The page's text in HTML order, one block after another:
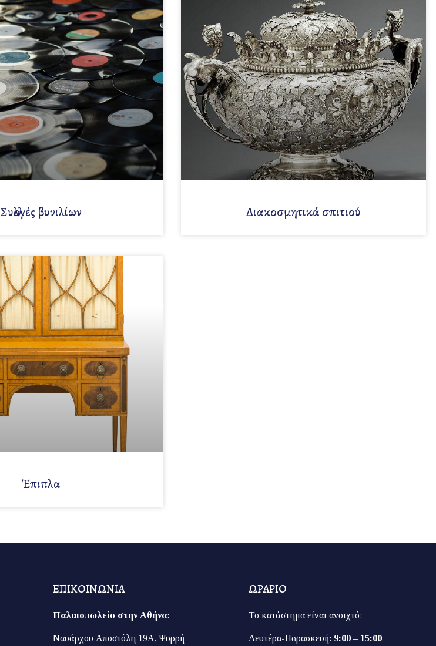
Συλλογές βυνιλίων Διακοσμητικά σπιτιού
Έπιπλα
ΕΠΙΚΟΙΝΩΝΙΑ
Παλαιοπωλείο στην Αθήνα:
Ναυάρχου Αποστόλη 19Α, Ψυρρή
ΩΡΑΡΙΟ
Το κατάστημα είναι ανοιχτό:
Δευτέρα-Παρασκευή: 9:00 – 15:00